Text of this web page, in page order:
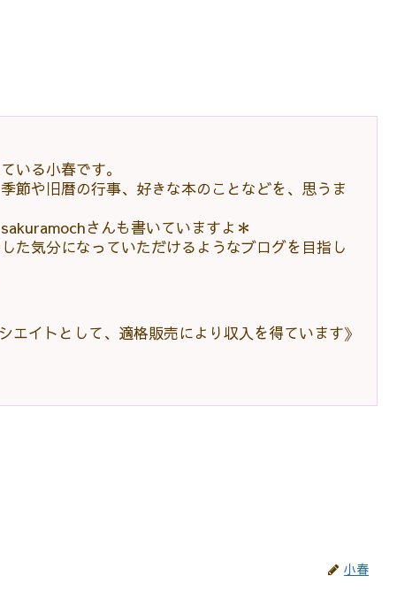
いる小春です。
節や旧暦の行事、好きな本のことなどを、思うま
さんも書いていますよ＊
た気分になっていただけるようなブログを目指し
エイトとして、適格販売により収入を得ています》
小春